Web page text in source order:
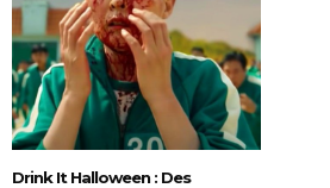
Drink It Halloween : Des